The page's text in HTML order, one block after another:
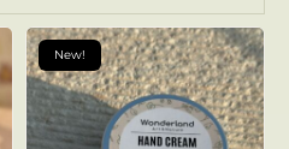
New!